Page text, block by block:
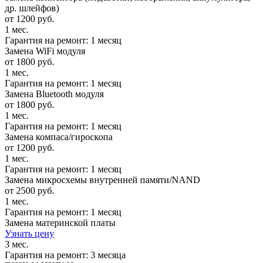
др. шлейфов)
от 1200 руб.
1 мес.
Гарантия на ремонт: 1 месяц
Замена WiFi модуля
от 1800 руб.
1 мес.
Гарантия на ремонт: 1 месяц
Замена Bluetooth модуля
от 1800 руб.
1 мес.
Гарантия на ремонт: 1 месяц
Замена компаса/гироскопа
от 1200 руб.
1 мес.
Гарантия на ремонт: 1 месяц
Замена микросхемы внутренней памяти/NAND
от 2500 руб.
1 мес.
Гарантия на ремонт: 1 месяц
Замена материнской платы
Узнать цену
3 мес.
Гарантия на ремонт: 3 месяца